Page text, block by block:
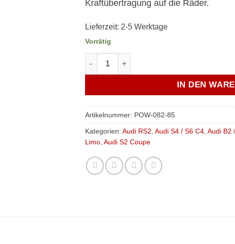
Kraftübertragung auf die Räder.
Lieferzeit: 2-5 Werktage
Vorrätig
Verkline Anschlagpuffer PU-Lager für
IN DEN
Artikelnummer: POW-082-85
Kategorien: Audi RS2, Audi S4 / S6 C4, Audi B2
Limo, Audi S2 Coupe